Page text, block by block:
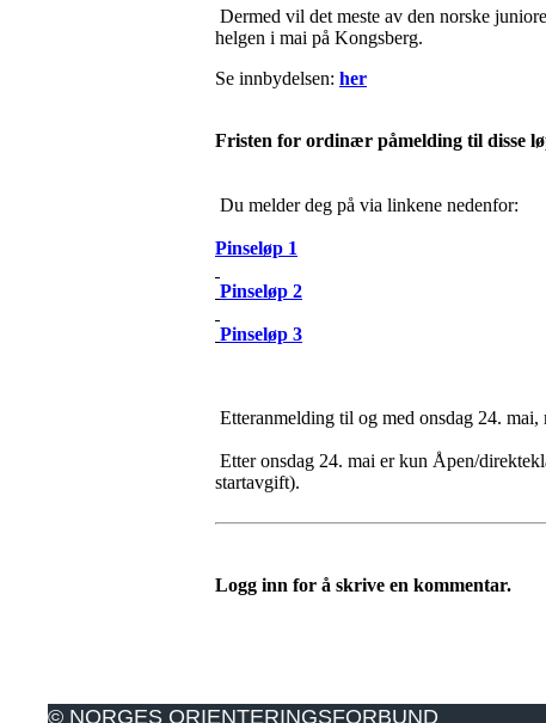
Dermed vil det meste av den norske
helgen i mai på Kongsberg.
Se innbydelsen: her
Fristen for ordinær påmelding til disse
Du melder deg på via linkene nedenfor:
Pinseløp 1
Pinseløp 2
Pinseløp 3
Etteranmelding til og med onsdag 24.
Etter onsdag 24. mai er kun Åpen/
startavgift).
Logg inn for å skrive en kommentar.
© NORGES ORIENTERINGSFORBUND